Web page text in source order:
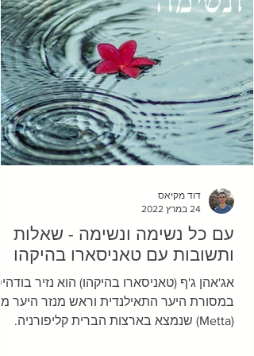
מאוד, והעמיסו מתח על חיי
עם כל נשימה ונשימה - שאלות
ותשובות עם טאניסארו בהיקהו
אג'אהן ג'ף (טאניסארו בהיקהו) הוא נזיר
במסורת היער התאילנדית וראש מנזר היער
(Metta) שנמצא בארצות הברית קליפורניה.
דוד מקיאס
24 במרץ 2022